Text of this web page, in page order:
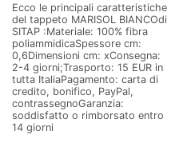
Ecco le principali caratteristiche
del tappeto MARISOL BIANCOdi
SITAP :Materiale: 100% fibra
poliammidicaSpessore cm:
0,6Dimensioni cm: xConsegna:
2-4 giorni;Trasporto: 15 EUR in
tutta ItaliaPagamento: carta di
credito, bonifico, PayPal,
contrassegnoGaranzia:
soddisfatto o rimborsato entro
14 giorni